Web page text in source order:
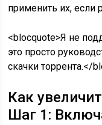
применить их, если
<blocquote>Я не
это просто
скачки торрента.</
Как
Шаг 1: